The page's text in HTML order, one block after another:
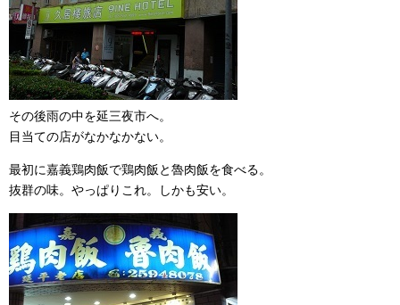
その後雨の中を延三夜市へ。
目当ての店がなかなかない。
最初に嘉義鶏肉飯で鶏肉飯と魯肉飯を食べる。
抜群の味。やっぱりこれ。しかも安い。